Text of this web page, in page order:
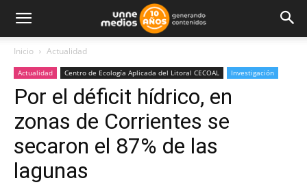
Inicio Actualidad
Actualidad Centro de Ecología Aplicada del Litoral CECOAL Investigación
Por el déficit hídrico, en
zonas de Corrientes se
secaron el 87% de las
lagunas